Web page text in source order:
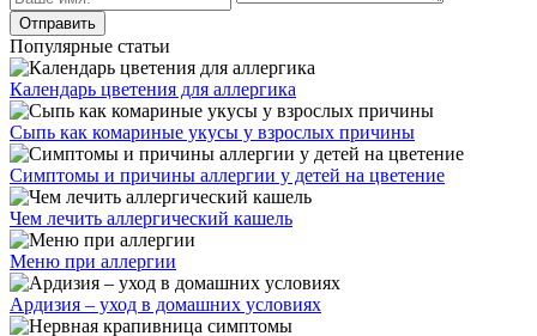
Популярные статьи
Календарь цветения для аллергика
Сыпь как комариные укусы у взрослых причины
Симптомы и причины аллергии у детей на цветение
Чем лечить аллергический кашель
Меню при аллергии
Ардизия – уход в домашних условиях